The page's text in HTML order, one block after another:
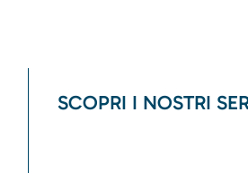
SCOPRI I NOSTRI